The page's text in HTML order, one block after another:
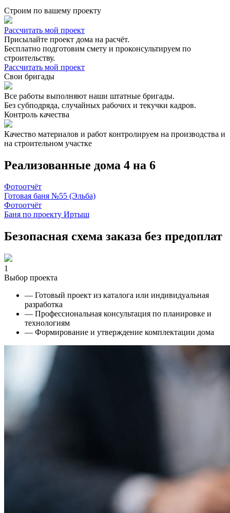
Строим по вашему проекту
Рассчитать мой проект
Присылайте проект дома на расчёт.
Бесплатно подготовим смету и проконсультируем по
строительству.
Рассчитать мой проект
Свои бригады
Все работы выполняют наши штатные бригады.
Без субподряда, случайных рабочих и текучки кадров.
Контроль качества
Качество материалов и работ контролируем на производства и
на строительном участке
Реализованные дома 4 на 6
Фотоотчёт
Готовая баня №55 (Эльба)
Фотоотчёт
Баня по проекту Иртыш
Безопасная схема заказа без предоплат
1
Выбор проекта
— Готовый проект из каталога или индивидуальная
разработка
— Профессиональная консультация по планировке и
технологиям
— Формирование и утверждение комплектации дома